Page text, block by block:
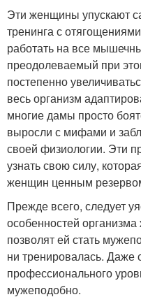
Эти женщины упускают
тренинга с
работать на все
преодолеваемый при
постепенно
весь организм
многие дамы просто
выросли с мифами и
своей физиологии. Эти
узнать свою силу,
женщин ценным
Прежде всего, следует
особенностей
позволят ей стать
ни тренировалась. Даже
профессионального
мужеподобно.